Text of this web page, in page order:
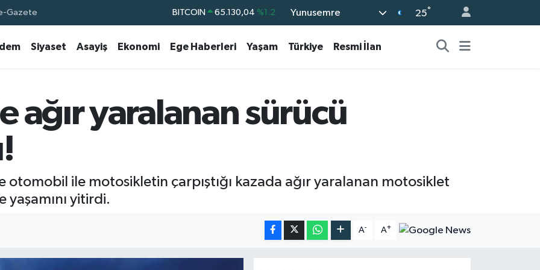
Gazete BITCOIN 65.130,04 %1.2
GRAM ALTIN %2.59
BİST100 13.773 %-19
Yunusemre 25°
Siyaset Asayiş Ekonomi Ege Haberleri Yaşam Türkiye Resmi İlan
ağır yaralanan sürücü
otomobil ile motosikletin çarpıştığı kazada ağır yaralanan motosiklet
yaşamını yitirdi.
A- A+